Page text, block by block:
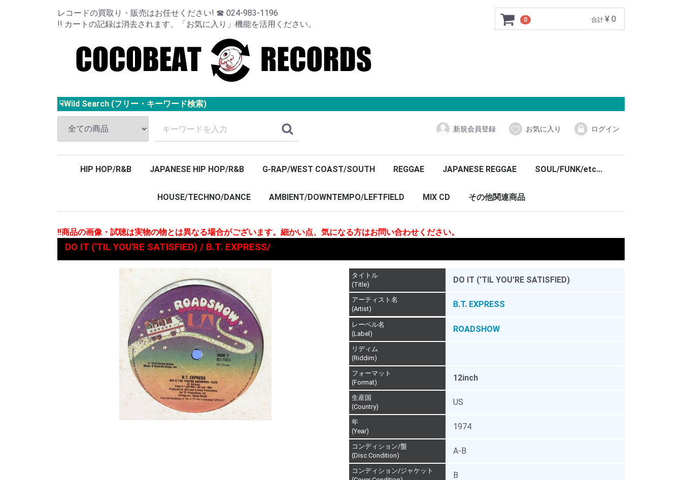
レコードの買取り・販売はお任せください! ☎ 024-983-1196
!! カートの記録は消去されます、「お気に入り」機能を活用ください。
0 合計 ¥ 0
☟Wild Search (フリー・キーワード検索)
新規会員登録 お気に入り ログイン
HIP HOP/R&B JAPANESE HIP HOP/R&B G-RAP/WEST COAST/SOUTH REGGAE JAPANESE REGGAE SOUL/FUNK/etc...
HOUSE/TECHNO/DANCE AMBIENT/DOWNTEMPO/LEFTFIELD MIX CD その他関連商品
!!商品の画像・試聴は実物の物とは異なる場合がございます。細かい点、気になる方はお問い合わせください。
DO IT ('TIL YOU'RE SATISFIED) / B.T. EXPRESS/
タイトル
(Title)
DO IT ('TIL YOU'RE SATISFIED)
アーティスト名
(Artist)
B.T. EXPRESS
レーベル名
(Label)
ROADSHOW
リディム
(Riddim)
フォーマット
(Format)
12inch
生産国
(Country)
US
年
(Year)
1974
コンディション/盤
(Disc Condition)
A-B
コンディション/ジャケット
B